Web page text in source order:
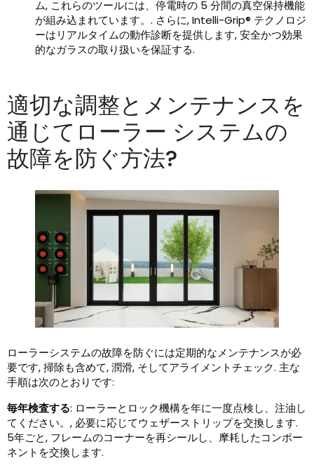
ム, これらのツールには、停電時の 5 分間の真空保持機能
が組み込まれています。. さらに, Intelli-Grip® テクノロジ
ーはリアルタイムの動作診断を提供します, 安全かつ効果
的なガラスの取り扱いを保証する.
適切な調整とメンテナンスを
通じてローラー システムの
故障を防ぐ方法?
ローラーシステムの故障を防ぐには定期的なメンテナンスが必
要です, 掃除も含めて, 潤滑, そしてアライメントチェック. 主な
手順は次のとおりです:
毎年検査する: ローラーとロック機構を年に一度点検し、注油し
てください。, 必要に応じてウェザーストリップを交換します.
5年ごと, フレームのコーナーを再シールし、摩耗したコンポー
ネントを交換します.